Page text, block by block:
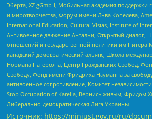
Эберта, XZ gGmbH, Мобильная академия поддержки
и миротворчества, Форум имени Льва Копелева,
International Education, Cultural Vistas, Institute of
Антивоенное движение Антальи, Открытый диалог,
отношений и государственной политики им Питера
канадский демократический альянс, Школа
Нормана Патерсона, Центр Гражданских Свобод,
Свободу, Фонд имени Фридриха Науманна за
антивоенное сопротивление, Комитет
Stop Occupation of Karelia, Вернись живым, Фридом
Либерально-демократическая Лига Украины
Источник: https://minjust.gov.ru/ru/